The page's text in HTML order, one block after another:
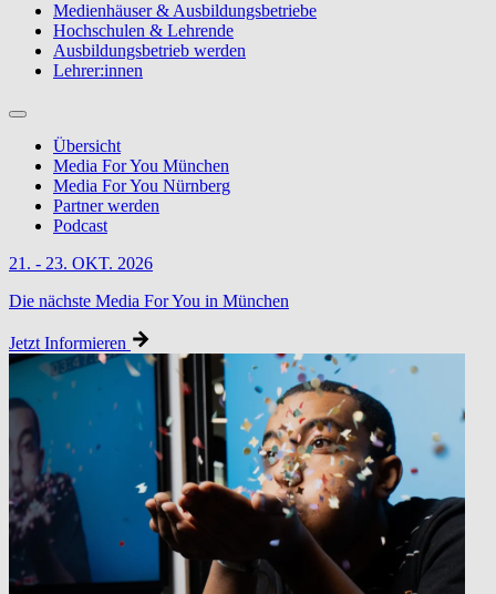
Medienhäuser & Ausbildungsbetriebe
Hochschulen & Lehrende
Ausbildungsbetrieb werden
Lehrer:innen
Übersicht
Media For You München
Media For You Nürnberg
Partner werden
Podcast
21. - 23. OKT. 2026
Die nächste Media For You in München
Jetzt Informieren